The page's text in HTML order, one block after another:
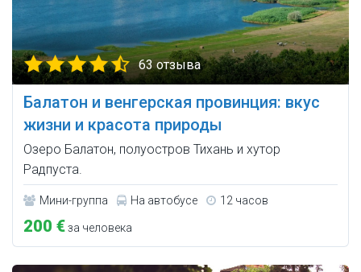
63 отзыва
Балатон и венгерская провинция: вкус
жизни и красота природы
Озеро Балатон, полуостров Тихань и хутор
Радпуста.
Мини-группа На автобусе 12 часов
200 €за человека